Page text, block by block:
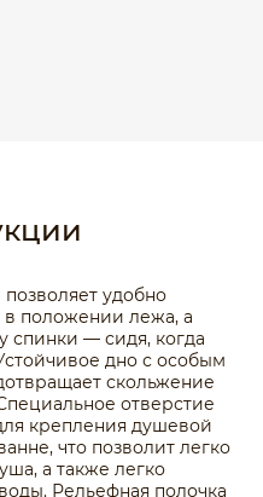
удобно
в положении лежа, а
спинки — сидя, когда
дно с особым
скольжение
отверстие
крепления душевой
что позволит легко
а также легко
Рельефная полочка